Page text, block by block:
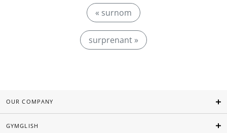
« surnom
surprenant »
OUR COMPANY
GYMGLISH